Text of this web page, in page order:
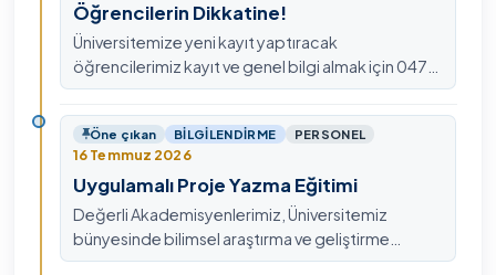
Öğrencilerin Dikkatine!
Üniversitemize yeni kayıt yaptıracak
öğrencilerimiz kayıt ve genel bilgi almak için 0478
211 75 75 Dahili: 1913 nolu telefondan
ulaşabilirsiniz.
Öne çıkan BILGILENDIRME PERSONEL
16 Temmuz 2026
Uygulamalı Proje Yazma Eğitimi
Değerli Akademisyenlerimiz, Üniversitemiz
bünyesinde bilimsel araştırma ve geliştirme
kültürünü güçlendirmek, ulusal ve uluslararası fon